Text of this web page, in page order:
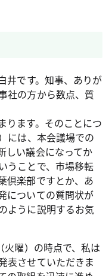
井です。知事、ありが
社の方から数点、質
ります。そのことにつ
には、本会議場での
しい議会になってか
うことで、市場移転
倶楽部ですとか、あ
についての質問状が
ように説明するお気
火曜）の時点で、私は
表させていただきま